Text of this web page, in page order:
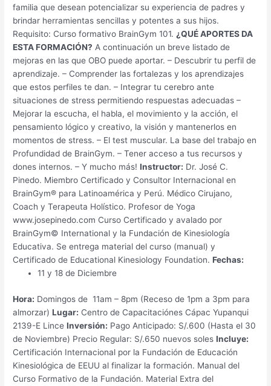
familia que desean potencializar su experiencia de padres y
brindar herramientas sencillas y potentes a sus hijos.
Requisito: Curso formativo BrainGym 101. ¿QUÉ APORTES DA
ESTA FORMACIÓN? A continuación un breve listado de
mejoras en las que OBO puede aportar. – Descubrir tu perfil de
aprendizaje. – Comprender las fortalezas y los aprendizajes
que estos perfiles te dan. – Integrar tu cerebro ante
situaciones de stress permitiendo respuestas adecuadas –
Mejorar la escucha, el habla, el movimiento y la acción, el
pensamiento lógico y creativo, la visión y mantenerlos en
momentos de stress. – El test muscular. La base del trabajo en
Profundidad de BrainGym. – Tener acceso a tus recursos y
dones internos. – Y mucho más!Instructor: Dr. José C.
Pinedo. Miembro Certificado y Consultor Internacional en
BrainGym® para Latinoamérica y Perú. Médico Cirujano,
Coach y Terapeuta Holístico. Profesor de Yoga
www.josepinedo.com Curso Certificado y avalado por
BrainGym© International y la Fundación de Kinesiología
Educativa. Se entrega material del curso (manual) y
Certificado de Educational Kinesiology Foundation.Fechas:
11 y 18 de Diciembre
Hora: Domingos de 11am – 8pm (Receso de 1pm a 3pm para
almorzar)Lugar: Centro de Capacitaciónes Cápac Yupanqui
2139-E LinceInversión: Pago Anticipado: S/.600 (Hasta el 30
de Noviembre) Precio Regular: S/.650 nuevos solesIncluye:
Certificación Internacional por la Fundación de Educación
Kinesiológica de EEUU al finalizar la formación. Manual del
Curso Formativo de la Fundación. Material Extra del